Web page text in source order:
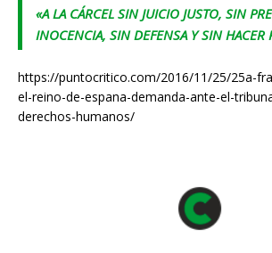
«A LA CÁRCEL SIN JUICIO JUSTO, SIN
INOCENCIA, SIN DEFENSA Y SIN HACER
https://puntocritico.com/2016/11/25/25a-
el-reino-de-espana-demanda-ante-el-
derechos-humanos/